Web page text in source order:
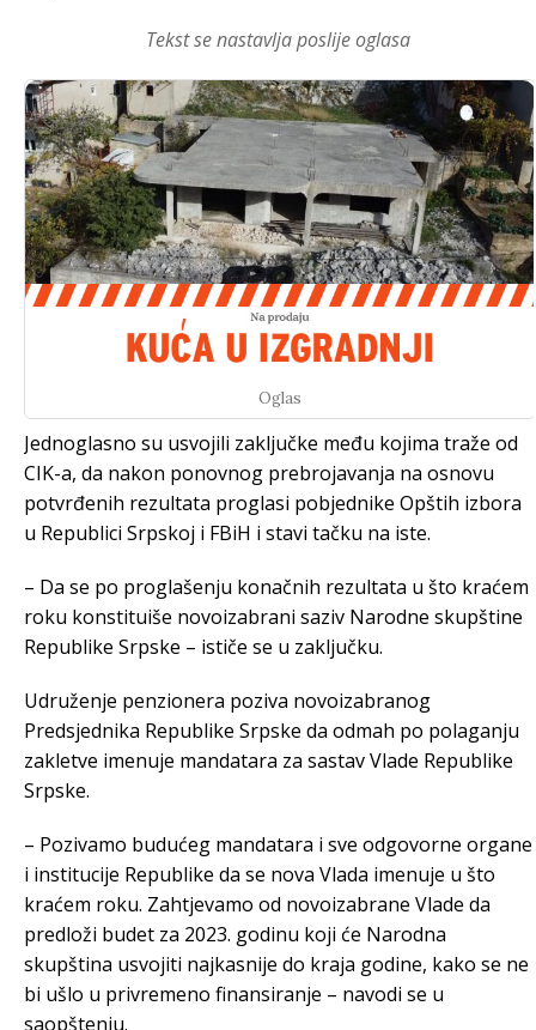
Tekst se nastavlja poslije oglasa
Oglas
Јednoglasno su usvojili zaključke među kojima traže od
CIK-a, da nakon ponovnog prebrojavanja na osnovu
potvrđenih rezultata proglasi pobjednike Opštih izbora
u Republici Srpskoj i FBiH i stavi tačku na iste.
– Da se po proglašenju konačnih rezultata u što kraćem
roku konstituiše novoizabrani saziv Narodne skupštine
Republike Srpske – ističe se u zaključku.
Udruženje penzionera poziva novoizabranog
Predsjednika Republike Srpske da odmah po polaganju
zakletve imenuje mandatara za sastav Vlade Republike
Srpske.
– Pozivamo budućeg mandatara i sve odgovorne organe
i institucije Republike da se nova Vlada imenuje u što
kraćem roku. Zahtjevamo od novoizabrane Vlade da
predloži budet za 2023. godinu koji će Narodna
skupština usvojiti najkasnije do kraja godine, kako se ne
bi ušlo u privremeno finansiranje – navodi se u
saopštenju.